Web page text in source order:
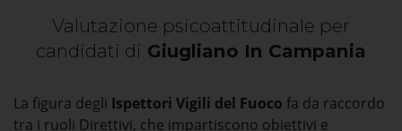
Valutazione psicoattitudinale per
candidati di Giugliano In Campania
La figura degli Ispettori Vigili del Fuoco fa da raccordo
tra i ruoli Direttivi, che impartiscono obiettivi e